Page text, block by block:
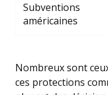
Subventions
américaines
Nombreux sont
ces protections